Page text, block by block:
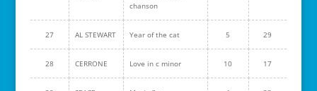
chanson
27 AL STEWART Year of the cat 5 29
28 CERRONE Love in c minor 10 17